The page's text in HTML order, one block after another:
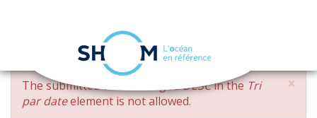
Skip
main
navigation
×
ERROR
MESSAGE
The submitted value changed DESCin the Tri
par dateelement is not allowed.